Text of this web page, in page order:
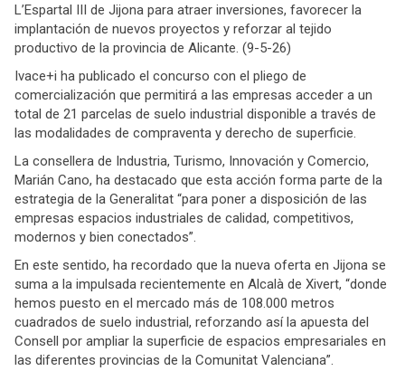
L’Espartal III de Jijona para atraer inversiones, favorecer la
implantación de nuevos proyectos y reforzar al tejido
productivo de la provincia de Alicante. (9-5-26)
Ivace+i ha publicado el concurso con el pliego de
comercialización que permitirá a las empresas acceder a un
total de 21 parcelas de suelo industrial disponible a través de
las modalidades de compraventa y derecho de superficie.
La consellera de Industria, Turismo, Innovación y Comercio,
Marián Cano, ha destacado que esta acción forma parte de la
estrategia de la Generalitat “para poner a disposición de las
empresas espacios industriales de calidad, competitivos,
modernos y bien conectados”.
En este sentido, ha recordado que la nueva oferta en Jijona se
suma a la impulsada recientemente en Alcalà de Xivert, “donde
hemos puesto en el mercado más de 108.000 metros
cuadrados de suelo industrial, reforzando así la apuesta del
Consell por ampliar la superficie de espacios empresariales en
las diferentes provincias de la Comunitat Valenciana”.